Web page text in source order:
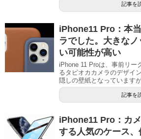
記事を
iPhone11 Pro：本
ラでした。大きな
い可能性が高い
iPhone 11 Proは、事前リー
るタピオカカメラのデザイ
隠しの壁紙となっていますが
記事を
iPhone11 Pro：カ
する人気のケース